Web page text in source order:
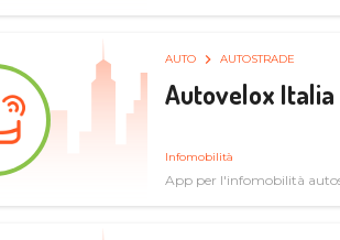
AUTO AUTOSTRADE
Autovelox
Infomobilità
App per l'infomobilità